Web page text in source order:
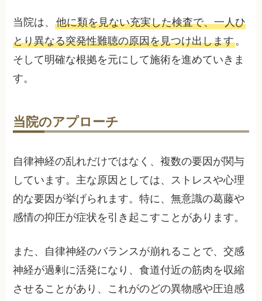
当院は、他に類を見ない充実した検査で、一人ひ
とり異なる突発性難聴の原因を見つけ出します。
そして明確な根拠を元にして施術を進めていきま
す。
当院のアプローチ
自律神経の乱れだけではなく、複数の要因が関与
しています。主な原因としては、ストレスや心理
的な要因が挙げられます。特に、無意識の葛藤や
感情の抑圧が症状を引き起こすことがあります。
また、自律神経のバランスが崩れることで、交感
神経が過剰に活発になり、食道付近の筋肉を収縮
させることがあり、これがのどの異物感や圧迫感